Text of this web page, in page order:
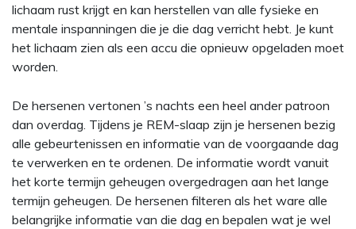
lichaam rust krijgt en kan herstellen van alle fysieke en
mentale inspanningen die je die dag verricht hebt. Je kunt
het lichaam zien als een accu die opnieuw opgeladen moet
worden.
De hersenen vertonen ’s nachts een heel ander patroon
dan overdag. Tijdens je REM-slaap zijn je hersenen bezig
alle gebeurtenissen en informatie van de voorgaande dag
te verwerken en te ordenen. De informatie wordt vanuit
het korte termijn geheugen overgedragen aan het lange
termijn geheugen. De hersenen filteren als het ware alle
belangrijke informatie van die dag en bepalen wat je wel